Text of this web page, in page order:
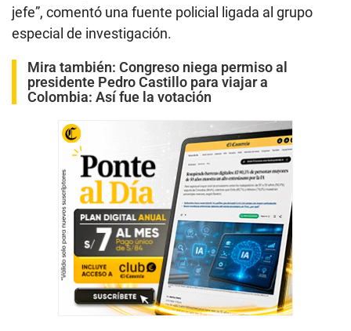
jefe”, comentó una fuente policial ligada al grupo
especial de investigación.
Mira también: Congreso niega permiso al
presidente Pedro Castillo para viajar a
Colombia: Así fue la votación